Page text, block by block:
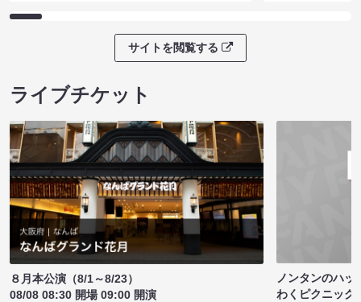
サイトを閲覧する
ライブチケット
８月本公演（8/1～8/23）
08/08 08:30 開場 09:00 開演
ノンタンのハッ
わくピクニック